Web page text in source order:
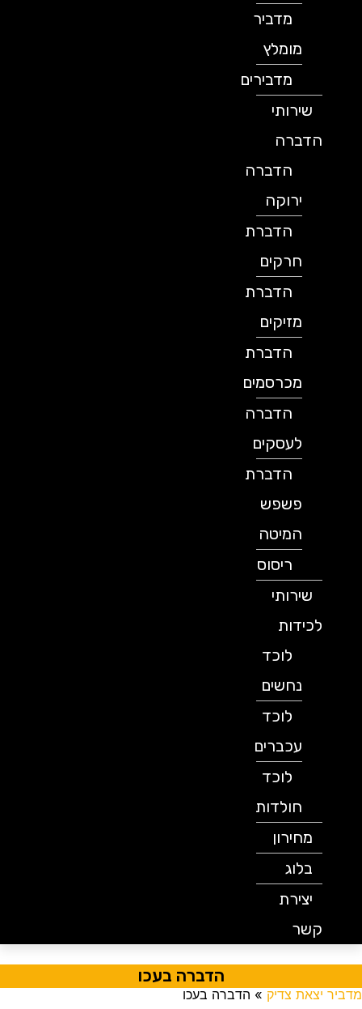
מדביר
מומלץ
מדבירים
שירותי
הדברה
הדברה
ירוקה
הדברת
חרקים
הדברת
מזיקים
הדברת
מכרסמים
הדברה
לעסקים
הדברת
פשפש
המיטה
ריסוס
שירותי
לכידות
לוכד
נחשים
לוכד
עכברים
לוכד
חולדות
מחירון
בלוג
יצירת
קשר
הדברה בעכו
מדביר יצאת צדיק » הדברה בעכו